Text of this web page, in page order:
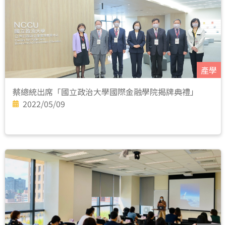
產學
蔡總統出席「國立政治大學國際金融學院揭牌典禮」
2022/05/09